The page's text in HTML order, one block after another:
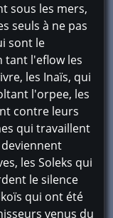
sous les mers,
seuls à ne pas
sont le
tant l'eflow les
les Inaïs, qui
l'orpee, les
contre leurs
qui travaillent
les Soleks qui
le silence
qui ont été
venus du